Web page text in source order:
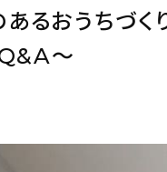
あるおうちづ
〜